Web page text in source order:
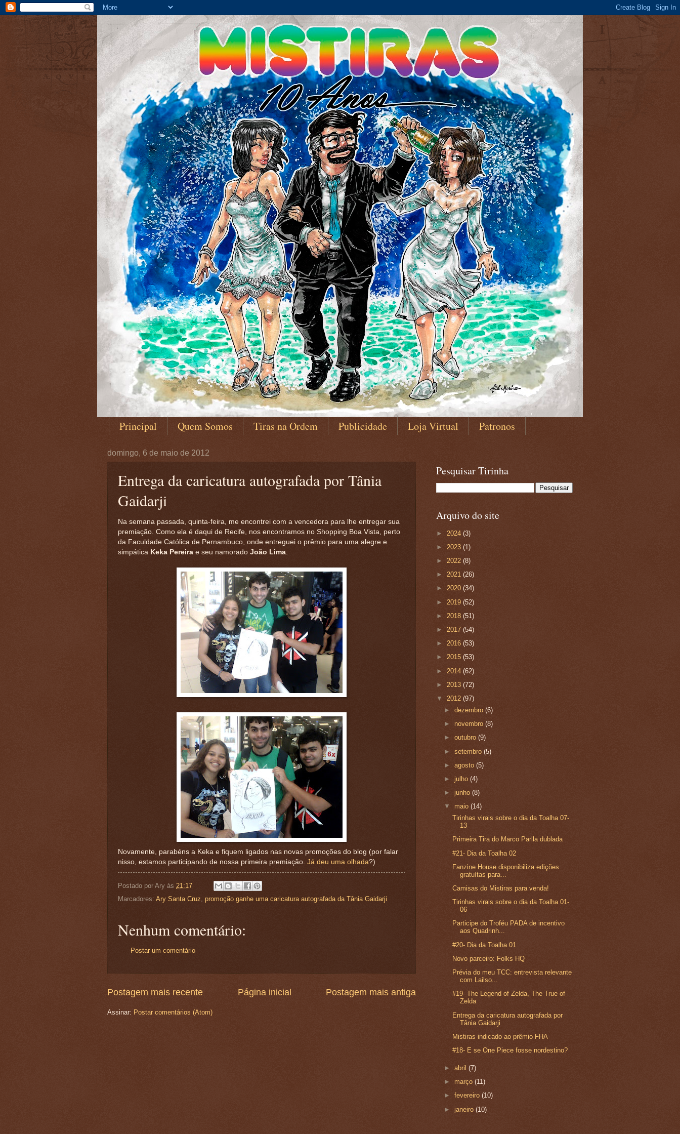
Principal Quem Somos Tiras na Ordem Publicidade Loja Virtual Patronos
domingo, 6 de maio de 2012
Entrega da caricatura autografada por Tânia
Gaidarji
Na semana passada, quinta-feira, me encontrei com a vencedora para lhe entregar sua
premiação. Como ela é daqui de Recife, nos encontramos no Shopping Boa Vista, perto
da Faculdade Católica de Pernambuco, onde entreguei o prêmio para uma alegre e
simpática Keka Pereira e seu namorado João Lima
Novamente, parabéns a Keka e fiquem ligados nas novas promoções do blog (por falar
nisso, estamos participando de nossa primeira premiação. Já deu uma olhada?)
Postado por Ary às 21:17
Marcadores: Ary Santa Cruz, promoção ganhe uma caricatura autografada da Tânia Gaidarji
Nenhum comentário:
Postar um comentário
Postagem mais recente Postagem mais antiga
Página inicial
Assinar: Postar comentários (Atom)
Pesquisar Tirinha
Arquivo do site
► 2024 (3)
► 2023 (1)
► 2022 (8)
► 2021 (26)
► 2020 (34)
► 2019 (52)
► 2018 (51)
► 2017 (54)
► 2016 (53)
► 2015 (53)
► 2014 (62)
► 2013 (72)
▼ 2012 (97)
►dezembro(6)
►novembro(8)
►outubro(9)
►setembro(5)
►agosto(5)
► julho(4)
► junho(8)
▼ maio(14)
Tirinhas virais sobre o dia da Toalha 07-
13
Primeira Tira do Marco Parlla dublada
#21- Dia da Toalha 02
Fanzine House disponibiliza edições
gratuítas para...
Camisas do Mistiras para venda!
Tirinhas virais sobre o dia da Toalha 01-
06
Participe do Troféu PADA de incentivo
aos Quadrinh...
#20- Dia da Toalha 01
Novo parceiro: Folks HQ
Prévia do meu TCC: entrevista relevante
com Lailso...
#19- The Legend of Zelda, The True of
Zelda
Entrega da caricatura autografada por
Tânia Gaidarji
Mistiras indicado ao prêmio FHA
#18- E se One Piece fosse nordestino?
►abril(7)
► março(11)
►fevereiro(10)
►janeiro(10)